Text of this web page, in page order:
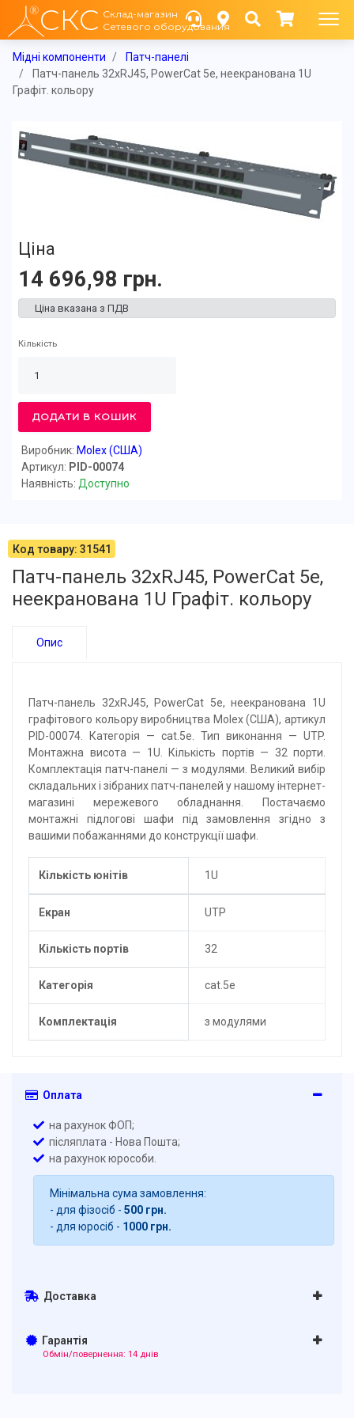
СКС Склад-магазин
Сетевого оборудования
Мідні компоненти
Патч-панелі
Патч-панель 32xRJ45, PowerCat 5e, неекранована 1U
Графіт. кольору
Ціна
14 696,98 грн.
Ціна вказана з ПДВ
Кількість
ДОДАТИ В КОШИК
Виробник: Molex (США)
Артикул: PID-00074
Наявність: Доступно
Код товару: 31541
Патч-панель 32xRJ45, PowerCat 5e,
неекранована 1U Графіт. кольору
Опис
Патч-панель 32xRJ45, PowerCat 5e, неекранована 1U
графітового кольору виробництва Molex (США), артикул
PID-00074. Категорія — cat.5e. Тип виконання — UTP.
Монтажна висота — 1U. Кількість портів — 32 порти.
Комплектація патч-панелі — з модулями. Великий вибір
складальних і зібраних патч-панелей у нашому інтернет-
магазині мережевого обладнання. Постачаємо
монтажні підлогові шафи під замовлення згідно з
вашими побажаннями до конструкції шафи.
Кількість юнітів 1U
Екран UTP
Кількість портів 32
Категорія cat.5e
Комплектація з модулями
Оплата
на рахунок ФОП;
післяплата - Нова Пошта;
на рахунок юрособи.
Мінімальна сума замовлення:
- для фізосіб - 500 грн.
- для юросіб - 1000 грн.
Доставка
Гарантія
Обмін/повернення: 14 днів